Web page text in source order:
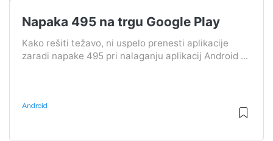
Napaka 495 na trgu Google Play
Kako rešiti težavo, ni uspelo prenesti aplikacije
zaradi napake 495 pri nalaganju aplikacij Android ...
Android